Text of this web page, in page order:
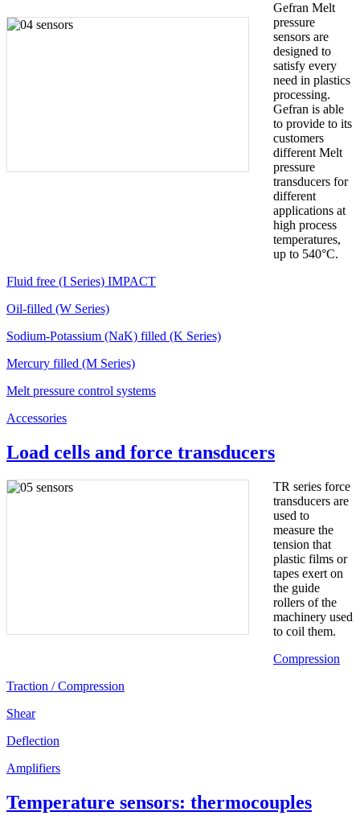
Gefran Melt
pressure
sensors are
designed to
satisfy every
need in plastics
processing.
Gefran is able
to provide to its
customers
different Melt
pressure
transducers for
different
applications at
high process
temperatures,
up to 540°C.
Fluid free (I Series) IMPACT
Oil-filled (W Series)
Sodium-Potassium (NaK) filled (K Series)
Mercury filled (M Series)
Melt pressure control systems
Accessories
Load cells and force transducers
TR series force
transducers are
used to
measure the
tension that
plastic films or
tapes exert on
the guide
rollers of the
machinery used
to coil them.
Compression
Traction / Compression
Shear
Deflection
Amplifiers
Temperature sensors: thermocouples